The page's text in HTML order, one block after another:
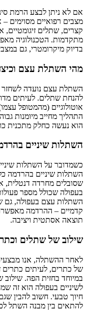
אם לא ניתן לבצע הרמת
מצבים רפואיים מסוימים –
קצרים, שתלים זיגומטיים,
מתקדמות. הטכנולוגיה
בדיוק מיקרומטרי, גם
מהי השתלת עצם
השתלת עצם נועדה
להנחת שתלים. לעיתים
אוטולוגיים (מהמטופל
התהליך מחייב מיומנות
הוא נעשה כחלק מתכנית
השתלות שיניים
כשמדובר על השתלות
השתלות שיניים בהרדמה
שסובלים מחרדה דנטלית,
בעפולה שכולל מספר
השתלות עצם בעפולה, גם
קדמיים – ההרדמה
תוצאה אסתטית ויציבה.
שילוב של שתלים
לאחר ההשתלה, אנו
של כתרים, לעיתים כתרים
במיוחד בחזית הפה. שילוב
לשיניים בעפולה הוא זה
חיוך טבעי. חשוב להבין
להתאים בין מבנה השתל